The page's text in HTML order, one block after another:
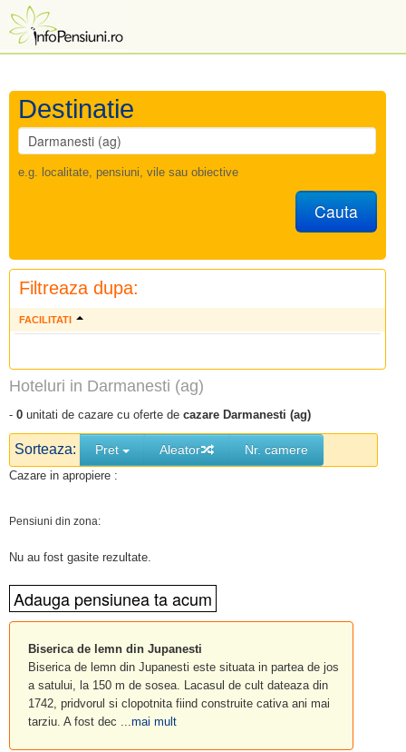
Destinatie
e.g. localitate, pensiuni, vile sau obiective
Cauta
Filtreaza dupa:
FACILITATI
Hoteluri in Darmanesti (ag)
- 0 unitati de cazare cu oferte de cazare Darmanesti (ag)
Sorteaza: Pret Aleator Nr. camere
Cazare in apropiere :
Pensiuni din zona:
Nu au fost gasite rezultate.
Biserica de lemn din Jupanesti
Biserica de lemn din Jupanesti este situata in partea de jos
a satului, la 150 m de sosea. Lacasul de cult dateaza din
1742, pridvorul si clopotnita fiind construite cativa ani mai
tarziu. A fost dec ...mai mult